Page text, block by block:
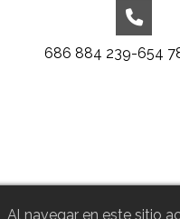
686 884 239-654
Al navegar en este sitio